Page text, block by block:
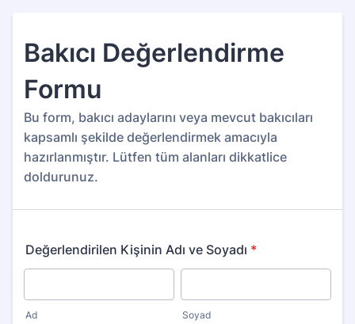
Bakıcı Değerlendirme
Formu
Bu form, bakıcı adaylarını veya mevcut bakıcıları
kapsamlı şekilde değerlendirmek amacıyla
hazırlanmıştır. Lütfen tüm alanları dikkatlice
doldurunuz.
Değerlendirilen Kişinin Adı ve Soyadı *
Ad Soyad